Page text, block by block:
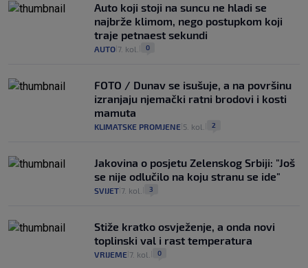
Auto koji stoji na suncu ne hladi se
najbrže klimom, nego postupkom koji
traje petnaest sekundi
AUTO 7. kol. 0
FOTO / Dunav se isušuje, a na površinu
izranjaju njemački ratni brodovi i kosti
mamuta
KLIMATSKE PROMJENE 5. kol. 2
Jakovina o posjetu Zelenskog Srbiji: "Još
se nije odlučilo na koju stranu se ide"
SVIJET 7. kol. 3
Stiže kratko osvježenje, a onda novi
toplinski val i rast temperatura
VRIJEME 7. kol. 0